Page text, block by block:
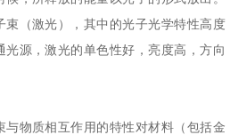
束（激光），其中的光子光学特性高度
源，激光的单色性好，亮度高，方向
与物质相互作用的特性对材料（包括金